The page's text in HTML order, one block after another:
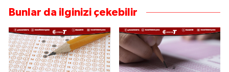
Bunlar da ilginizi çekebilir